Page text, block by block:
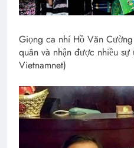
Giọng ca nhí Hồ Văn
quân và nhận được nhiều
Vietnamnet)